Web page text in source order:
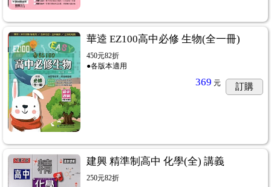
華逵 EZ100高中必修 生物(全一冊)
450元82折
●各版本適用
369 元 訂購
建興 精準制高中 化學(全) 講義
250元82折